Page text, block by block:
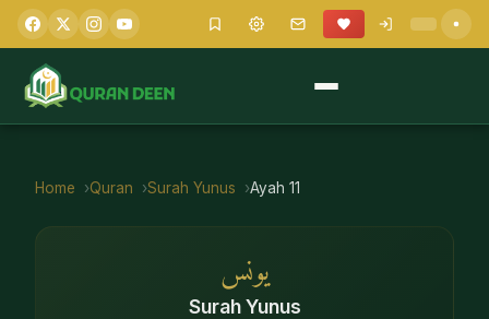
Home Quran Surah Yunus Ayah 11
يونس
SurahYunus